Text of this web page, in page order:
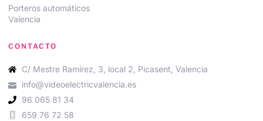
Porteros automáticos
Valencia
CONTACTO
C/ Mestre Ramírez, 3, local 2, Picasent, Valencia
info@videoelectricvalencia.es
96 065 81 34
659 76 72 58